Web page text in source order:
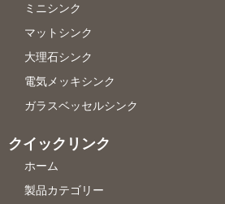
ミニシンク
マットシンク
大理石シンク
電気メッキシンク
ガラスベッセルシンク
クイックリンク
ホーム
製品カテゴリー